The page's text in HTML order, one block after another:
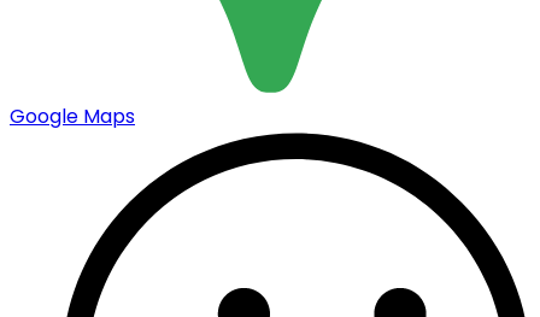
Google Maps